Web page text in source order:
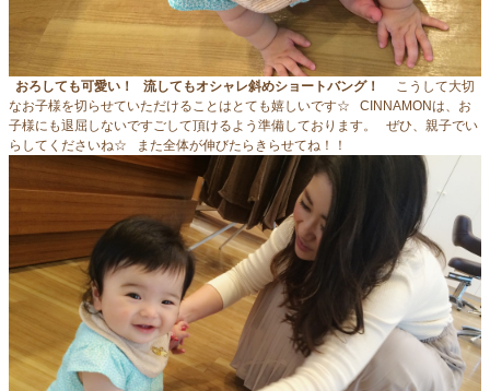
おろしても可愛い！ 流してもオシャレ斜めショートバング！
こうして大切
なお子様を切らせていただけることはとても嬉しいです☆ CINNAMONは、お
子様にも退屈しないですごして頂けるよう準備しております。 ぜひ、親子でい
らしてくださいね☆ また全体が伸びたらきらせてね！！